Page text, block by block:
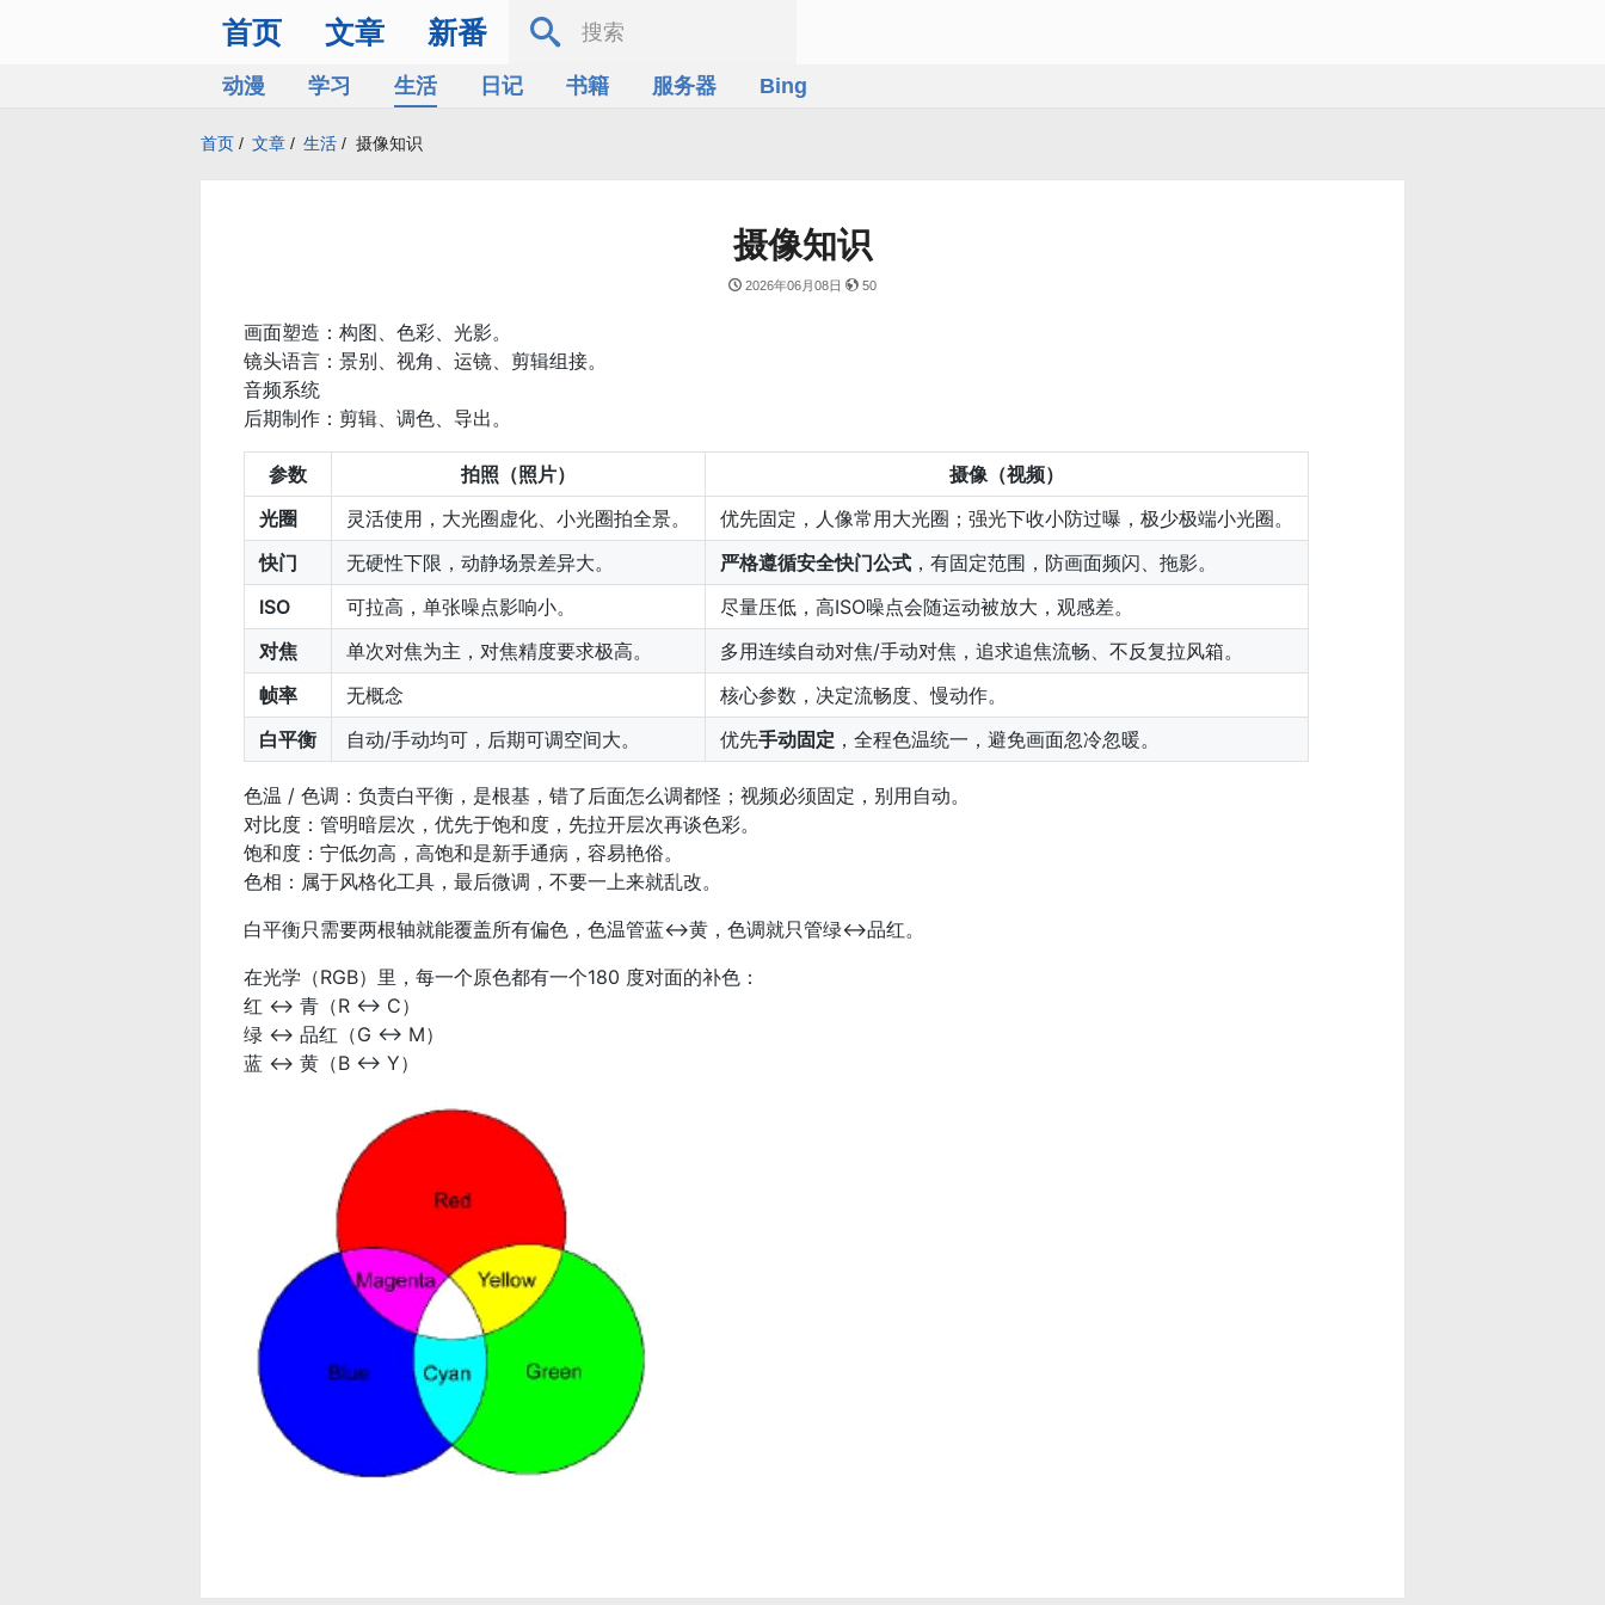
首页 文章 新番
动漫 学习 生活 日记 书籍 服务器 Bing
首页 / 文章 / 生活 / 摄像知识
摄像知识
2026年06月08日 50
画面塑造：构图、色彩、光影。
镜头语言：景别、视角、运镜、剪辑组接。
音频系统
后期制作：剪辑、调色、导出。
参数 拍照（照片）
摄像（视频）
光圈
灵活使用，大光圈虚化、小光圈拍全景。
优先固定，人像常用大光圈；强光下收小防过曝，极少极端小光圈。
快门
无硬性下限，动静场景差异大。 严格遵循安全快门公式 ，有固定范围，防画面频闪、拖影。
ISO
可拉高，单张噪点影响小。
尽量压低，高ISO噪点会随运动被放大，观感差。
对焦
单次对焦为主，对焦精度要求极高。
多用连续自动对焦/手动对焦，追求追焦流畅、不反复拉风箱。
帧率
无概念
核心参数，决定流畅度、慢动作。
白平衡
自动/手动均可，后期可调空间大。 优先手动固定 ，全程色温统一，避免画面忽冷忽暖。
色温 / 色调：负责白平衡，是根基，错了后面怎么调都怪；视频必须固定，别用自动。
对比度：管明暗层次，优先于饱和度，先拉开层次再谈色彩。
饱和度：宁低勿高，高饱和是新手通病，容易艳俗。
色相：属于风格化工具，最后微调，不要一上来就乱改。
白平衡只需要两根轴就能覆盖所有偏色，色温管蓝↔黄，色调就只管绿↔品红。
在光学（RGB）里，每一个原色都有一个180 度对面的补色：
红 ↔ 青（R ↔ C）
绿 ↔ 品红（G ↔ M）
蓝 ↔ 黄（B ↔ Y）